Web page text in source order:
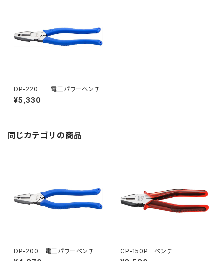
DP-220 電工パワーペンチ
¥5,330
同じカテゴリの商品
DP-200 電工パワーペンチ CP-150P ペンチ